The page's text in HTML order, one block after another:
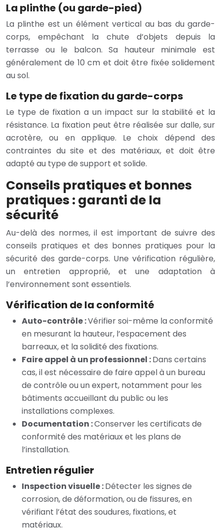
La plinthe (ou garde-pied)
La plinthe est un élément vertical au bas du garde-
corps, empêchant la chute d’objets depuis la
terrasse ou le balcon. Sa hauteur minimale est
généralement de 10 cm et doit être fixée solidement
au sol.
Le type de fixation du garde-corps
Le type de fixation a un impact sur la stabilité et la
résistance. La fixation peut être réalisée sur dalle, sur
acrotère, ou en applique. Le choix dépend des
contraintes du site et des matériaux, et doit être
adapté au type de support et solide.
Conseils pratiques et bonnes
pratiques : garanti de la
sécurité
Au-delà des normes, il est important de suivre des
conseils pratiques et des bonnes pratiques pour la
sécurité des garde-corps. Une vérification régulière,
un entretien approprié, et une adaptation à
l’environnement sont essentiels.
Vérification de la conformité
Auto-contrôle :Vérifier soi-même la conformité
en mesurant la hauteur, l’espacement des
barreaux, et la solidité des fixations.
Faire appel à un professionnel :Dans certains
cas, il est nécessaire de faire appel à un bureau
de contrôle ou un expert, notamment pour les
bâtiments accueillant du public ou les
installations complexes.
Documentation :Conserver les certificats de
conformité des matériaux et les plans de
l’installation.
Entretien régulier
Inspection visuelle :Détecter les signes de
corrosion, de déformation, ou de fissures, en
vérifiant l’état des soudures, fixations, et
matériaux.